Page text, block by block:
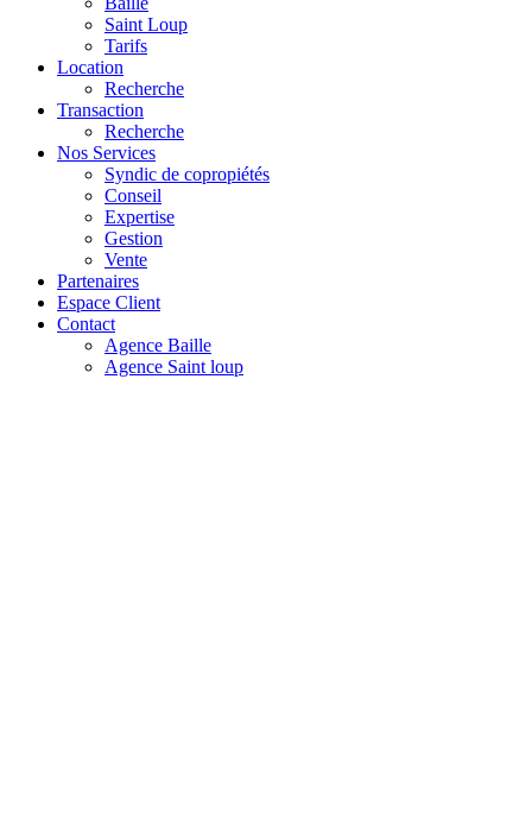
Saint Loup
Tarifs
Location
Recherche
Transaction
Recherche
Nos Services
Syndic de copropiétés
Conseil
Expertise
Gestion
Vente
Partenaires
Espace Client
Contact
Agence Baille
Agence Saint loup